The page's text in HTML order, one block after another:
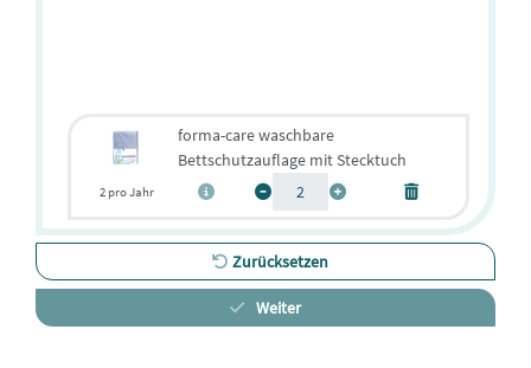
forma-care waschbare
Bettschutzauflage mit Stecktuch
2 pro Jahr
Zurücksetzen
Weiter